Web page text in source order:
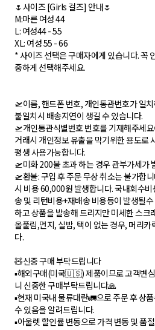
🌷사이즈 [Girls 걸즈] 안내🌷
M:마른 여성 44
L: 여성44 - 55
XL: 여성 55 - 66
* 사이즈 선택은 구매자에게 있습니다. 꼭
중하게 선택해주세요.
🛫이름, 핸드폰 번호, 개인통관번호가 일
불일치시 배송지연이 생길 수 있습니다.
🛫개인통관식별번호 번호를 기재해주세
거래시 개인정보 유출을 막기위한 용도로
평생 사용가능합니다.
🛫미화 200불 초과 하는 경우 관부가세가
🛫환불: 구입 후 주문 무상 취소는 불가합
시 비용 60,000원 발생합니다. 국내회수
송 및 리턴비용+재배송 비용등이 발생될
하고 상품을 발송해 드리지만 미세한 스크
올풀림,먼지, 실밥, 택이 없는 경우, 머리
다.
🧸신중 구매 부탁드립니다
▪︎해외구매(미국🇺🇸) 제품이므로 고객변
니 신중한 구매부탁드립니다🙏
▪︎현재 미국내 물류대란🚛으로 주문 후 상
수 있음을 알려드립니다.